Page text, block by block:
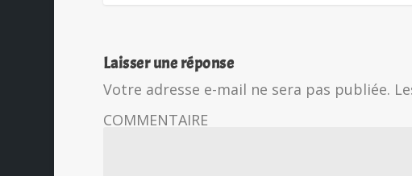
Laisser une réponse
Votre adresse e-mail ne sera pas publiée.
COMMENTAIRE